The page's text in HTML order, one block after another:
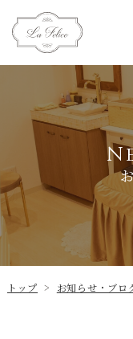
トップ > お知らせ・ブロ